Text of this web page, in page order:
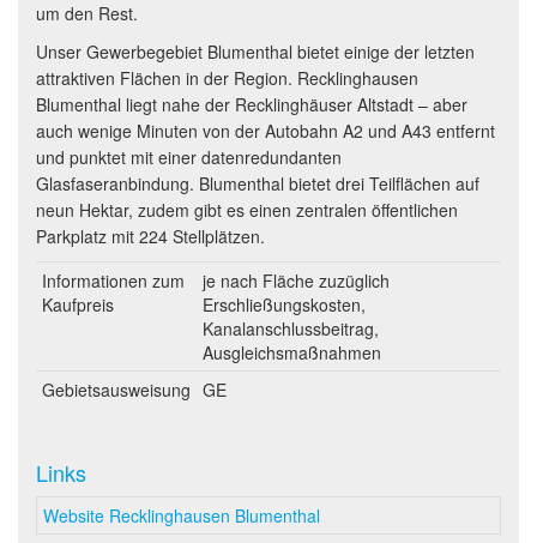
um den Rest.
Unser Gewerbegebiet Blumenthal bietet einige der letzten
attraktiven Flächen in der Region. Recklinghausen
Blumenthal liegt nahe der Recklinghäuser Altstadt – aber
auch wenige Minuten von der Autobahn A2 und A43 entfernt
und punktet mit einer datenredundanten
Glasfaseranbindung. Blumenthal bietet drei Teilflächen auf
neun Hektar, zudem gibt es einen zentralen öffentlichen
Parkplatz mit 224 Stellplätzen.
Informationen zum
Kaufpreis
je nach Fläche zuzüglich
Erschließungskosten,
Kanalanschlussbeitrag,
Ausgleichsmaßnahmen
Gebietsausweisung GE
Links
Website Recklinghausen Blumenthal